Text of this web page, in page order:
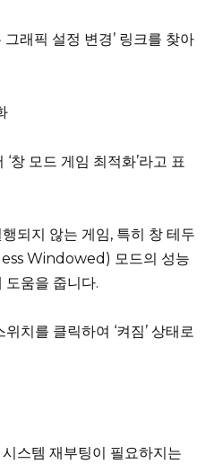
래픽 설정 변경’ 링크를 찾아
‘창 모드 게임 최적화’라고 표
되지 않는 게임, 특히 창 테두
Windowed) 모드의 성능
도움을 줍니다.
치를 클릭하여 ‘켜짐’ 상태로
스템 재부팅이 필요하지는